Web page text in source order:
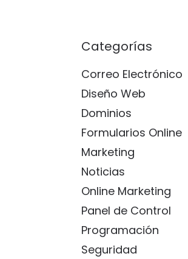
Categorías
Correo Electrónico
Diseño Web
Dominios
Formularios Online
Marketing
Noticias
Online Marketing
Panel de Control
Programación
Seguridad